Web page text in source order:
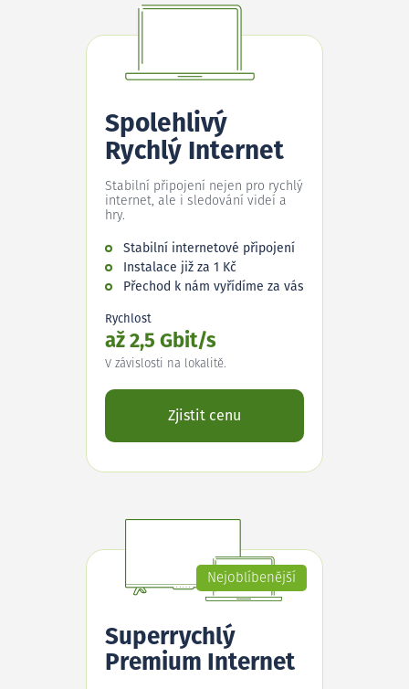
Spolehlivý
Rychlý Internet
Stabilní připojení nejen pro rychlý
internet, ale i sledování videí a
hry.
Stabilní internetové připojení
Instalace již za 1 Kč
Přechod k nám vyřídíme za vás
Rychlost
až 2,5 Gbit/s
V závislosti na lokalitě.
Zjistit cenu
Nejoblíbenější
Superrychlý
Premium Internet